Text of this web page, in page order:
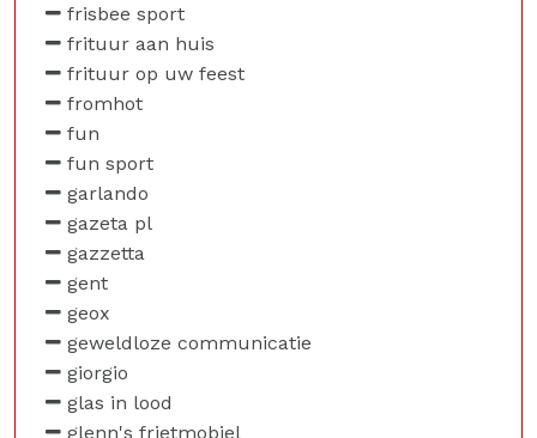
frisbee sport
frituur aan huis
frituur op uw feest
fromhot
fun
fun sport
garlando
gazeta pl
gazzetta
gent
geox
geweldloze communicatie
giorgio
glas in lood
glenn's frietmobiel